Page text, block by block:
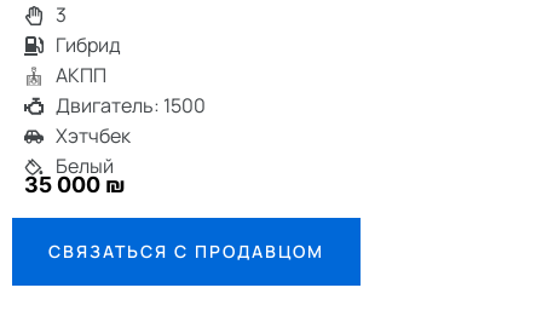
3
Гибрид
АКПП
Двигатель: 1500
Хэтчбек
Белый
35 000 ₪
СВЯЗАТЬСЯ С ПРОДАВЦОМ